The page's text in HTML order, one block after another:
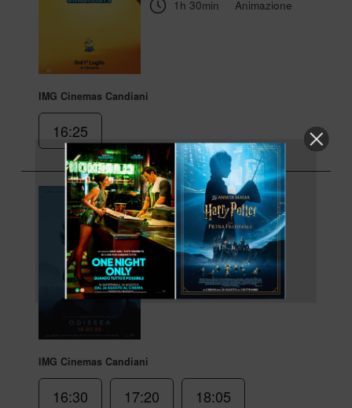
1h 30min Animazione
IMG Cinemas Candiani
16:25
DOLBY ATMOSOdissea
di Christopher Nolan
2h 52min
Azione, Avventura
IMG Cinemas Candiani
16:30 17:20 18:05